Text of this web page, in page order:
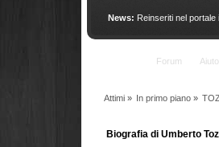
News: Reinseriti nel portale i
Forum Aiuto
Attimi» In primo piano »
Biografia di Umberto